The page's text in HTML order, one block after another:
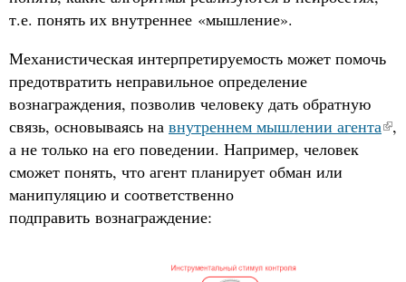
т.е. понять их внутреннее «мышление».
Механистическая интерпретируемость может помочь
предотвратить неправильное определение
вознаграждения, позволив человеку дать обратную
связь, основываясь на внутреннем мышлении агента ,
а не только на его поведении. Например, человек
сможет понять, что агент планирует обман или
манипуляцию и соответственно
подправить вознаграждение: